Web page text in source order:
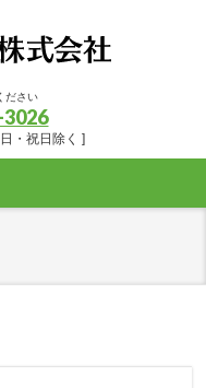
ださい
・祝日除く ]